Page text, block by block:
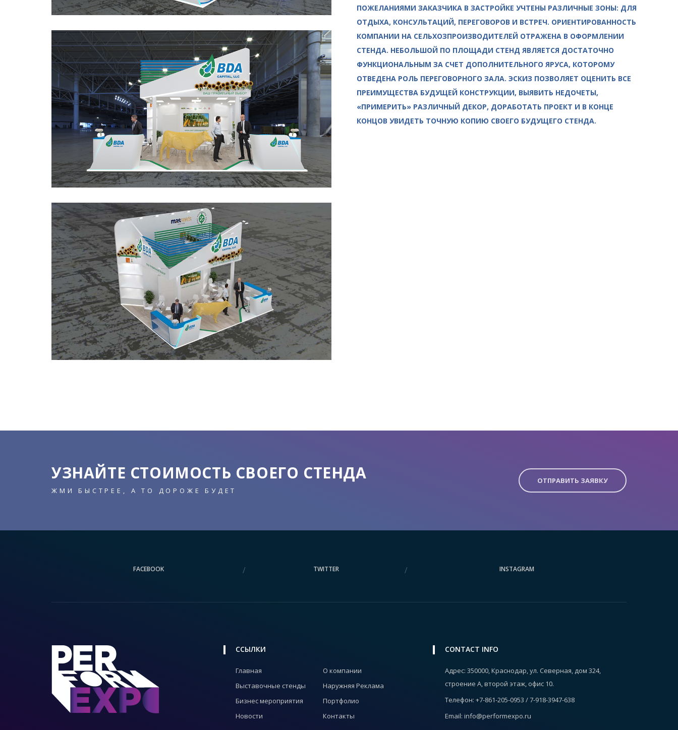
ПОЖЕЛАНИЯМИ ЗАКАЗЧИКА В ЗАСТРОЙКЕ УЧТЕНЫ РАЗЛИЧНЫЕ ЗОНЫ: ДЛЯ
ОТДЫХА, КОНСУЛЬТАЦИЙ, ПЕРЕГОВОРОВ И ВСТРЕЧ. ОРИЕНТИРОВАННОСТЬ
КОМПАНИИ НА СЕЛЬХОЗПРОИЗВОДИТЕЛЕЙ ОТРАЖЕНА В ОФОРМЛЕНИИ
СТЕНДА. НЕБОЛЬШОЙ ПО ПЛОЩАДИ СТЕНД ЯВЛЯЕТСЯ ДОСТАТОЧНО
ФУНКЦИОНАЛЬНЫМ ЗА СЧЕТ ДОПОЛНИТЕЛЬНОГО ЯРУСА, КОТОРОМУ
ОТВЕДЕНА РОЛЬ ПЕРЕГОВОРНОГО ЗАЛА. ЭСКИЗ ПОЗВОЛЯЕТ ОЦЕНИТЬ ВСЕ
ПРЕИМУЩЕСТВА БУДУЩЕЙ КОНСТРУКЦИИ, ВЫЯВИТЬ НЕДОЧЕТЫ,
«ПРИМЕРИТЬ» РАЗЛИЧНЫЙ ДЕКОР, ДОРАБОТАТЬ ПРОЕКТ И В КОНЦЕ
КОНЦОВ УВИДЕТЬ ТОЧНУЮ КОПИЮ СВОЕГО БУДУЩЕГО СТЕНДА.
УЗНАЙТЕ СТОИМОСТЬ СВОЕГО СТЕНДА
ЖМИ БЫСТРЕЕ, А ТО ДОРОЖЕ БУДЕТ
ОТПРАВИТЬ ЗАЯВКУ
FACEBOOK TWITTER INSTAGRAM
ССЫЛКИ
Главная
О компании
Выставочные стенды
Наружняя Реклама
Бизнес мероприятия
Портфолио
Новости
Контакты
CONTACT INFO
Адрес: 350000, Краснодар, ул. Северная, дом 324,
строение А, второй этаж, офис 10.
Телефон: +7-861-205-0953 / 7-918-3947-638
Email: info@performexpo.ru